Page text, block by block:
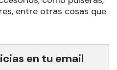
entre otras cosas que
en tu email